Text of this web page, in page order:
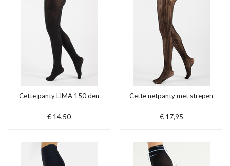
Cette panty LIMA 150 den
€ 14,50
Cette netpanty met strepen
€ 17,95